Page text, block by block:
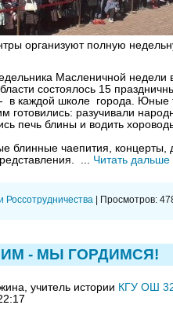
организуют полную
Масленичной недели
состоялось 15
в каждой школе города. Юные
готовились: разучивали
печь блины и водить
блинные чаепития, концерты,
Читать дальше
Россотрудничества | Просмотров:
- МЫ ГОРДИМСЯ!
учитель истории КГУ ОШ